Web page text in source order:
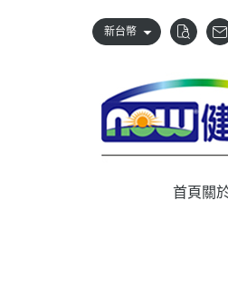
新台幣
首頁 關